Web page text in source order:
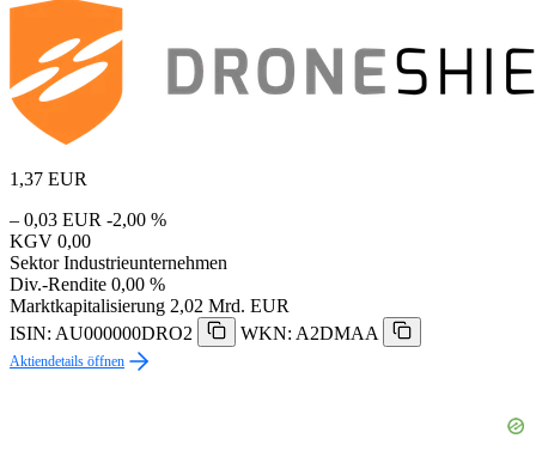
1,37 EUR
– 0,03 EUR -2,00 %
KGV 0,00
Sektor Industrieunternehmen
Div.-Rendite 0,00 %
Marktkapitalisierung 2,02 Mrd. EUR
ISIN: AU000000DRO2
WKN: A2DMAA
Aktiendetails öffnen